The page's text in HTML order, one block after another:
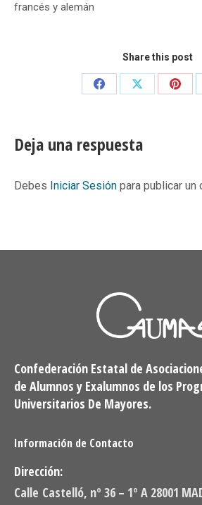
francés y alemán
Share this post
Share
Share
Share
Deja una respuesta
Debes Iniciar Sesión para publicar un
Confederación Estatal de
de Alumnos y Exalumnos de los
Universitarios De Mayores.
Información de Contacto
Dirección:
Calle Castelló, nº 36 – 1º A 28001